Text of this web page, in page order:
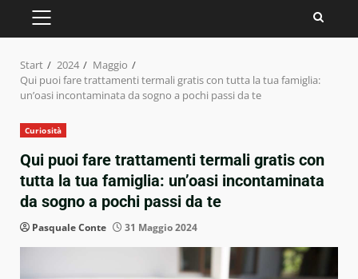
PRIMÄRES
MENÜ
Start 2024
Maggio
Qui puoi fare trattamenti termali gratis con tutta la tua famiglia:
un’oasi incontaminata da sogno a pochi passi da te
Curiosità
Qui puoi fare trattamenti termali gratis con
tutta la tua famiglia: un’oasi incontaminata
da sogno a pochi passi da te
Pasquale Conte 31 Maggio 2024